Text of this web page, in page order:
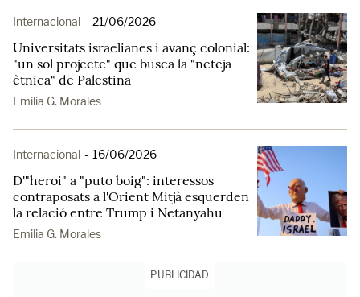
Internacional - 21/06/2026
Universitats israelianes i avanç colonial:
"un sol projecte" que busca la "neteja
ètnica" de Palestina
Emilia G. Morales
Internacional - 16/06/2026
D'"heroi" a "puto boig": interessos
contraposats a l'Orient Mitjà esquerden
la relació entre Trump i Netanyahu
Emilia G. Morales
PUBLICIDAD